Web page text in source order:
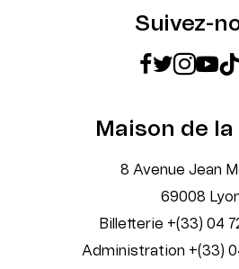
Suivez-
Maison de
8 Avenue Jean
69008
Billetterie +(33) 04
Administration +(33)